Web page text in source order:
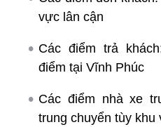
vực lân cận
Các điểm trả
điểm tại Vĩnh Phúc
Các điểm nhà xe
trung chuyển tùy khu